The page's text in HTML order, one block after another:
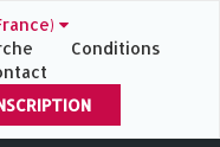
Conditions